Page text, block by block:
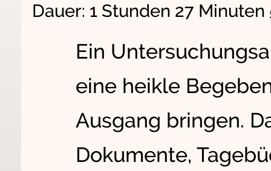
Dauer: 1 Stunden 27
Ein
eine heikle
Ausgang bringen.
Dokumente,